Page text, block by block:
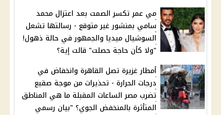
مي عمر تكسر الصمت بعد اعتزال محمد
سامي بمنشور غير متوقع - رسالتها تشعل
السوشيال ميديا والجمهور في حالة ذهول!
"ولا كأن حاجة حصلت" قالت إية؟
أمطار غزيرة تصل القاهرة وانخفاض في
درجات الحرارة - تحذيرات من موجة صقيع
تضرب مصر الساعات المقبلة ما هي المناطق
المتأثرة بالمنخفض الجوي؟ "بيان رسمي